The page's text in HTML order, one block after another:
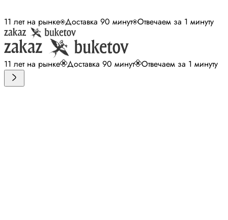
11 лет на рынке Доставка 90 минут Отвечаем за 1 минуту
11 лет на рынке Доставка 90 минут Отвечаем за 1 минуту